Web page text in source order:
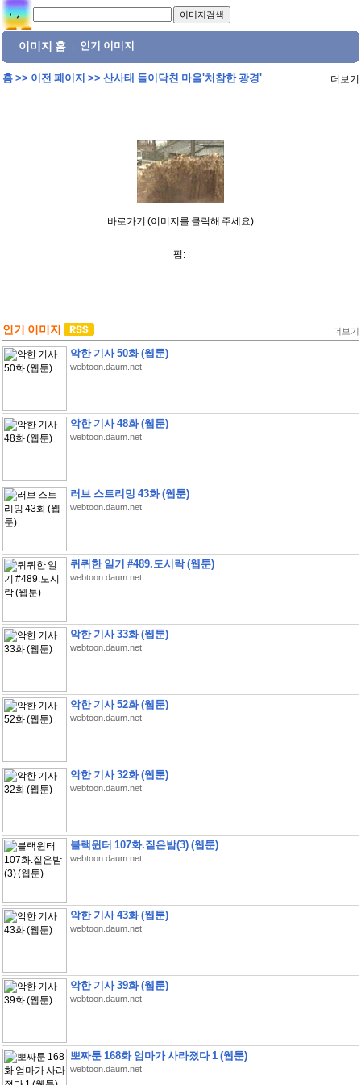
이미지 홈 인기 이미지
홈>> 이전 페이지 >> 산사태 들이닥친 마을'처참한 광경' 더보기
바로가기 (이미지를 클릭해 주세요)
펌:
인기 이미지 더보기
악한 기사 50화 (웹툰)
webtoon.daum.net
악한 기사 48화 (웹툰)
webtoon.daum.net
러브 스트리밍 43화 (웹툰)
webtoon.daum.net
퀴퀴한 일기 #489.도시락 (웹툰)
webtoon.daum.net
악한 기사 33화 (웹툰)
webtoon.daum.net
악한 기사 52화 (웹툰)
webtoon.daum.net
악한 기사 32화 (웹툰)
webtoon.daum.net
블랙윈터 107화.짙은밤(3) (웹툰)
webtoon.daum.net
악한 기사 43화 (웹툰)
webtoon.daum.net
악한 기사 39화 (웹툰)
webtoon.daum.net
뽀짜툰 168화 엄마가 사라졌다 1 (웹툰)
webtoon.daum.net